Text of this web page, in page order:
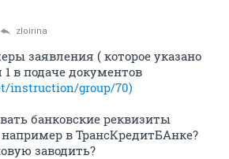
zloirina
заявления ( которое указано
в подаче документов
instruction/group/70)
банковские реквизиты
в ТрансКредитБАнке?
заводить?